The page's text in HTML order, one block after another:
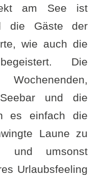
am See ist
die Gäste der
wie auch die
Die
und die
es einfach die
Laune zu
und umsonst
Urlaubsfeeling